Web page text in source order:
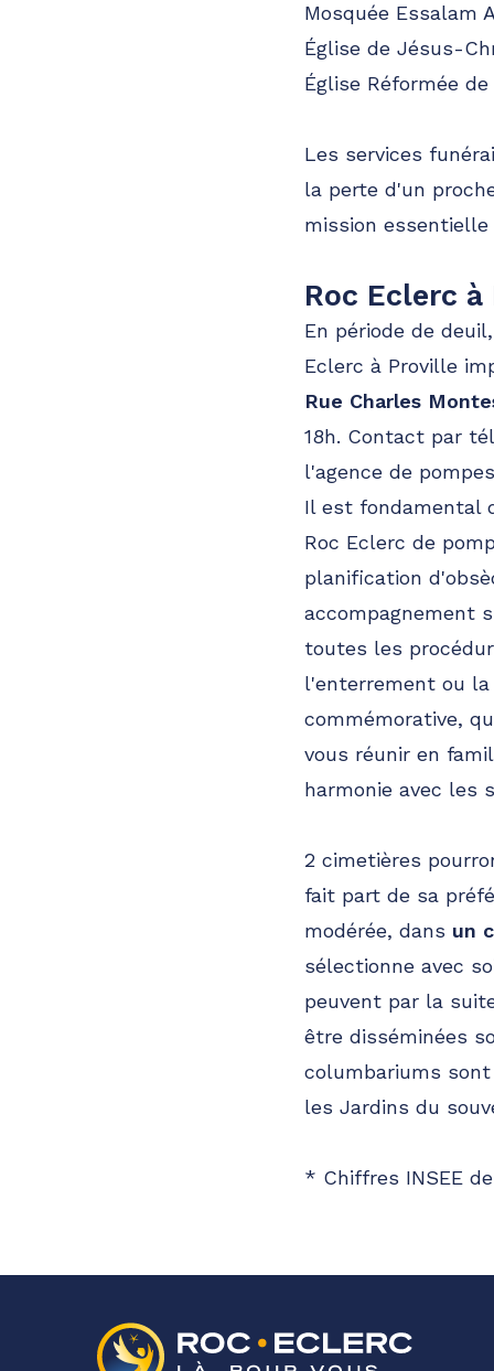
Mosquée Essalam
Église de Jésus-
Église Réformée
Les services
la perte d'un
mission
Roc Eclerc
En période de
Eclerc à Proville
Rue Charles
18h. Contact par
l'agence de
Il est fondamental
Roc Eclerc de
planification
accompagnement
toutes les
l'enterrement ou la
commémorative,
vous réunir en
harmonie avec les
2 cimetières
fait part de sa
modérée, dans un
sélectionne avec
peuvent par la
être disséminées
columbariums
les Jardins du
* Chiffres INSEE